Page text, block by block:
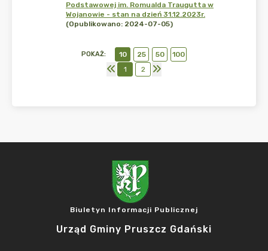
Podstawowej im. Romualda Traugutta w
Wojanowie - stan na dzień 31.12.2023r.
(Opublikowano: 2024-07-05)
POKAŻ: 10 25 50
100
1
2
Biuletyn Informacji Publicznej
Urząd Gminy Pruszcz Gdański